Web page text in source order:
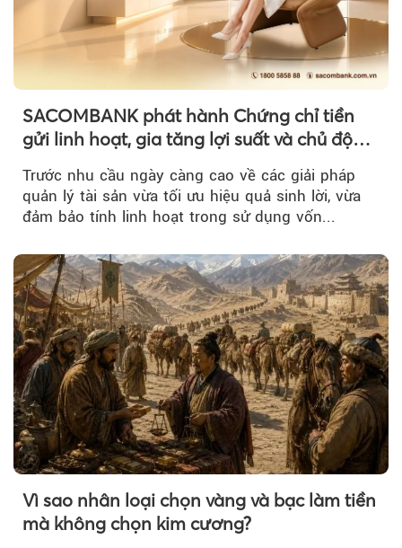
SACOMBANK phát hành Chứng chỉ tiền
gửi linh hoạt, gia tăng lợi suất và chủ động
Trước nhu cầu ngày càng cao về các giải pháp
quản lý tài sản vừa tối ưu hiệu quả sinh lời, vừa
đảm bảo tính linh hoạt trong sử dụng vốn...
Vì sao nhân loại chọn vàng và bạc làm tiền
mà không chọn kim cương?